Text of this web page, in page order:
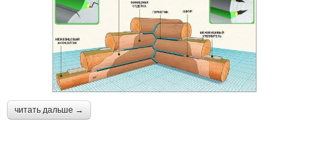
читать дальше →